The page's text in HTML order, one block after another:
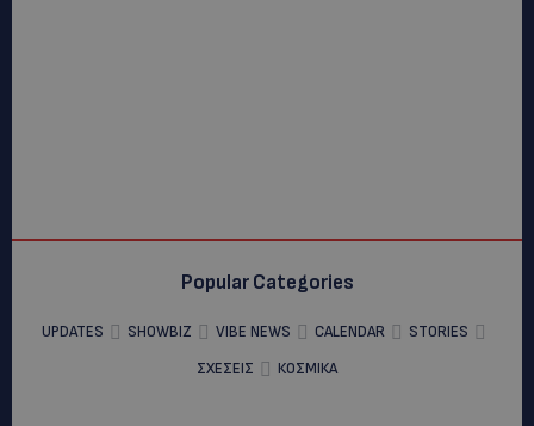
Popular Categories
UPDATES SHOWBIZ VIBE NEWS CALENDAR
STORIES
ΣΧΕΣΕΙΣ
ΚΟΣΜΙΚΑ